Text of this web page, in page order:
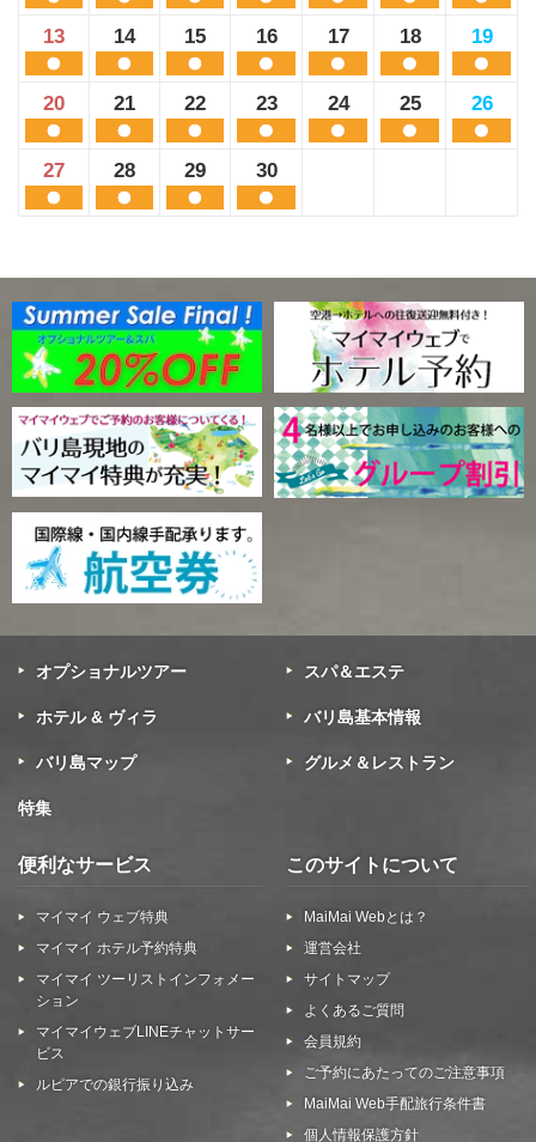
13 14 15 16 17 18 19
20 21 22 23 24 25 26
27 28 29 30
オプショナルツアー スパ＆エステ
ホテル & ヴィラ バリ島基本情報
バリ島マップ グルメ＆レストラン
特集
便利なサービス
マイマイ ウェブ特典
マイマイ ホテル予約特典
マイマイ ツーリストインフォメー
ション
マイマイウェブLINEチャットサー
ビス
ルピアでの銀行振り込み
このサイトについて
MaiMai Webとは？
運営会社
サイトマップ
よくあるご質問
会員規約
ご予約にあたってのご注意事項
MaiMai Web手配旅行条件書
個人情報保護方針